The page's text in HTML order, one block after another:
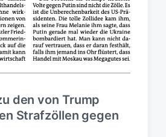
den von Trump
Strafzöllen gegen